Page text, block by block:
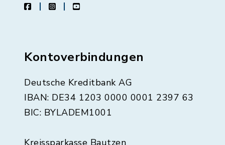
facebookinstagramyoutube
Kontoverbindungen
Deutsche Kreditbank AG
IBAN: DE34 1203 0000 0001 2397 63
BIC: BYLADEM1001
Kreissparkasse Bautzen